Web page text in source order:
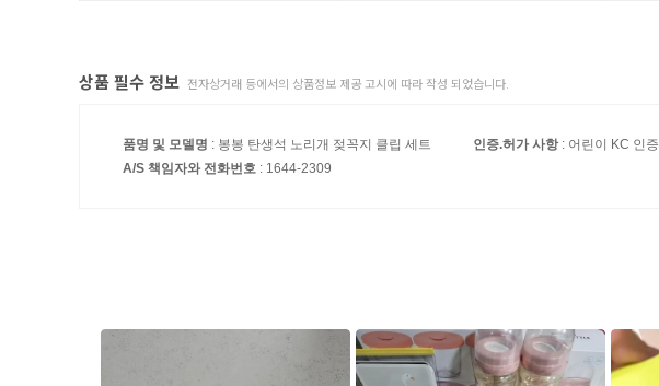
상품 필수 정보 전자상거래 등에서의 상품정보 제공 고시에 따라 작성 되었습니다.
품명 및 모델명 : 봉봉 탄생석 노리개 젖꼭지 클립 세트 인증.허가 사항: 어린이 KC 인증
A/S 책임자와 전화번호 : 1644-2309